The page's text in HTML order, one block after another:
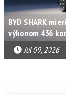
BYD SHARK
výkonom 436
Jul 09, 2026